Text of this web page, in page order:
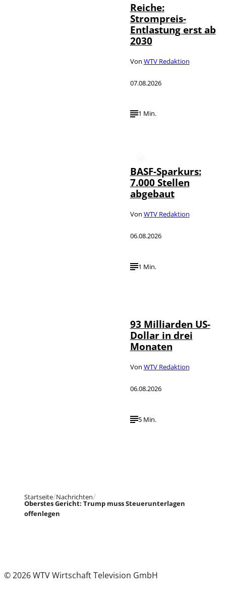
Reiche:
Strompreis-
Entlastung erst ab
2030
Von WTV Redaktion
07.08.2026
1 Min.
BASF-Sparkurs:
7.000 Stellen
abgebaut
Von WTV Redaktion
06.08.2026
1 Min.
93 Milliarden US-
Dollar in drei
Monaten
Von WTV Redaktion
06.08.2026
5 Min.
Startseite Nachrichten
Oberstes Gericht: Trump muss Steuerunterlagen
offenlegen
© 2026 WTV Wirtschaft Television GmbH